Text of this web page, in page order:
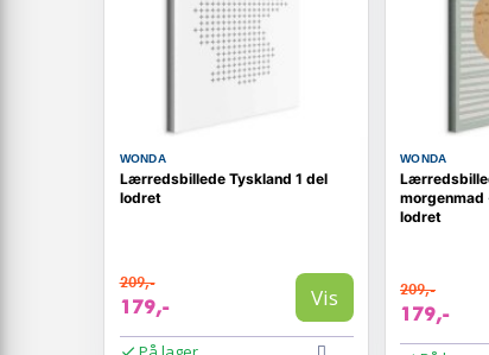
WONDA
Lærredsbillede Tyskland 1 del
lodret
209,-
179,- Vis
WONDA
lodret
209,-
179,-